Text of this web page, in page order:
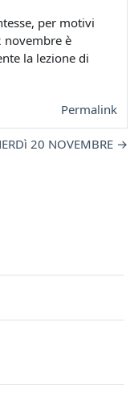
per motivi
novembre è
la lezione di
Permalink
20 NOVEMBRE →